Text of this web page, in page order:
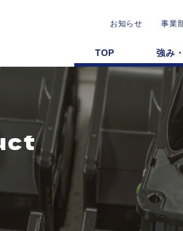
お知らせ 事業
TOP 強み